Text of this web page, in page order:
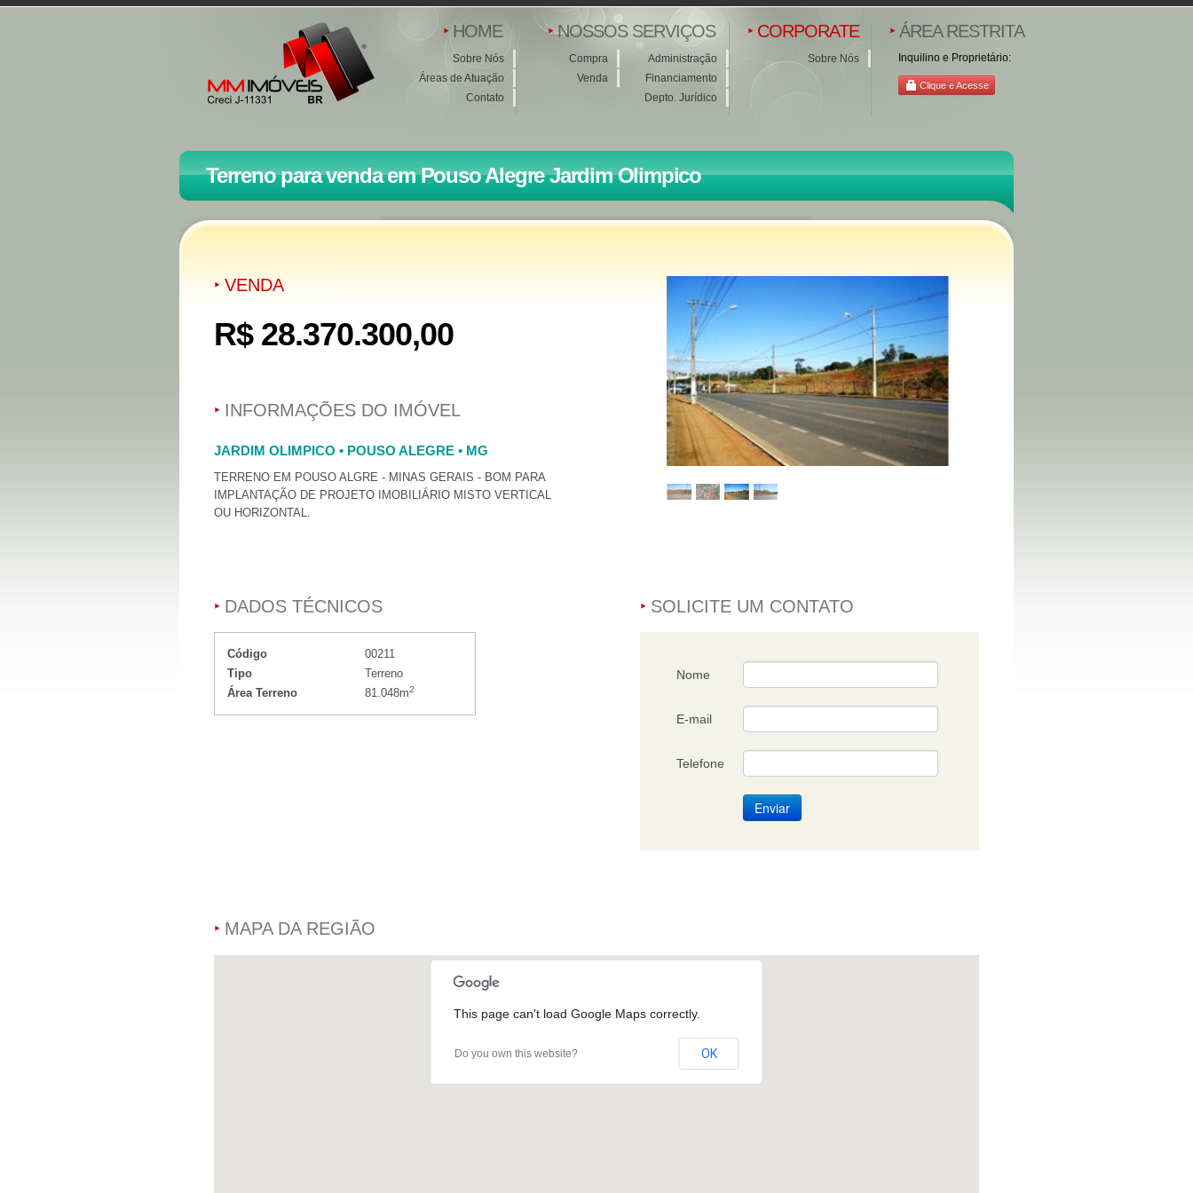
HOME
Sobre Nós
Áreas de Atuação
Contato
NOSSOS SERVIÇOS
Administração
Compra
Financiamento
Venda
Depto. Jurídico
CORPORATE
Sobre Nós
ÁREA RESTRITA
Inquilino e Proprietário:
Clique e Acesse
Terreno para venda em Pouso Alegre Jardim Olimpico
VENDA
R$ 28.370.300,00
INFORMAÇÕES DO IMÓVEL
JARDIM OLIMPICO • POUSO ALEGRE • MG
TERRENO EM POUSO ALGRE - MINAS GERAIS - BOM PARA
IMPLANTAÇÃO DE PROJETO IMOBILIÁRIO MISTO VERTICAL
OU HORIZONTAL.
DADOS TÉCNICOS
Código
00211
Tipo
Terreno
Área Terreno
81.048m2
SOLICITE UM CONTATO
Nome
E-mail
Telefone
Enviar
MAPA DA REGIÃO
This page can't load Google Maps correctly.
Do you own this website? OK